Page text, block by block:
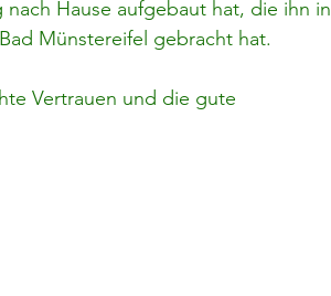
Hause aufgebaut hat, die ihn in
Münstereifel gebracht hat.
Vertrauen und die gute